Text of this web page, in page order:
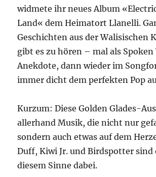
widmete ihr neues Album
Land« dem Heimatort Llanelli.
Geschichten aus der Walisischen
gibt es zu hören – mal als
Anekdote, dann wieder im
immer dicht dem perfekten Pop
Kurzum: Diese Golden Glades-
allerhand Musik, die nicht nur
sondern auch etwas auf dem
Duff, Kiwi Jr. und Birdspotter sind
diesem Sinne dabei.